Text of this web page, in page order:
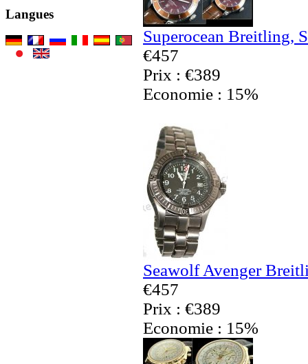
Langues
Superocean Breitling,
€457
Prix : €389
Economie : 15%
Seawolf Avenger
€457
Prix : €389
Economie : 15%